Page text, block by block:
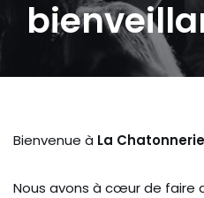
Bienvenue à La Chatonnerie
Nous avons à cœur de faire